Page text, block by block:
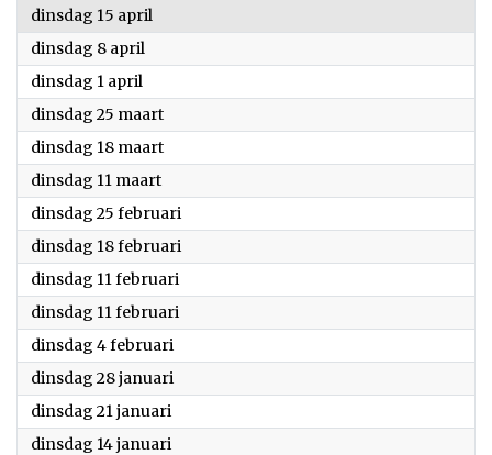
dinsdag 15 april
dinsdag 8 april
dinsdag 1 april
dinsdag 25 maart2025
dinsdag 18 maart2025
dinsdag 11 maart2025
dinsdag 25 februari
dinsdag 18 februari
dinsdag 11 februari
dinsdag 11 februari
dinsdag 4 februari
dinsdag 28 januari
dinsdag 21 januari
dinsdag 14 januari